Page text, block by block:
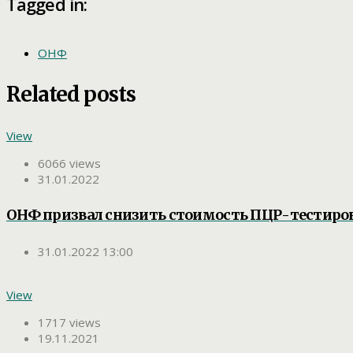
ОНФ
Related posts
View
6066 views
31.01.2022
ОНФ призвал снизить стоимость ПЦР-
31.01.2022 13:00
View
1717 views
19.11.2021